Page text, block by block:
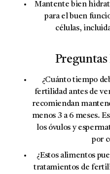
Mantente bien
para el buen
células,
Preguntas
¿Cuánto tiempo
fertilidad antes de
recomiendan
menos 3 a 6 meses.
los óvulos y
por
¿Estos alimentos
tratamientos de